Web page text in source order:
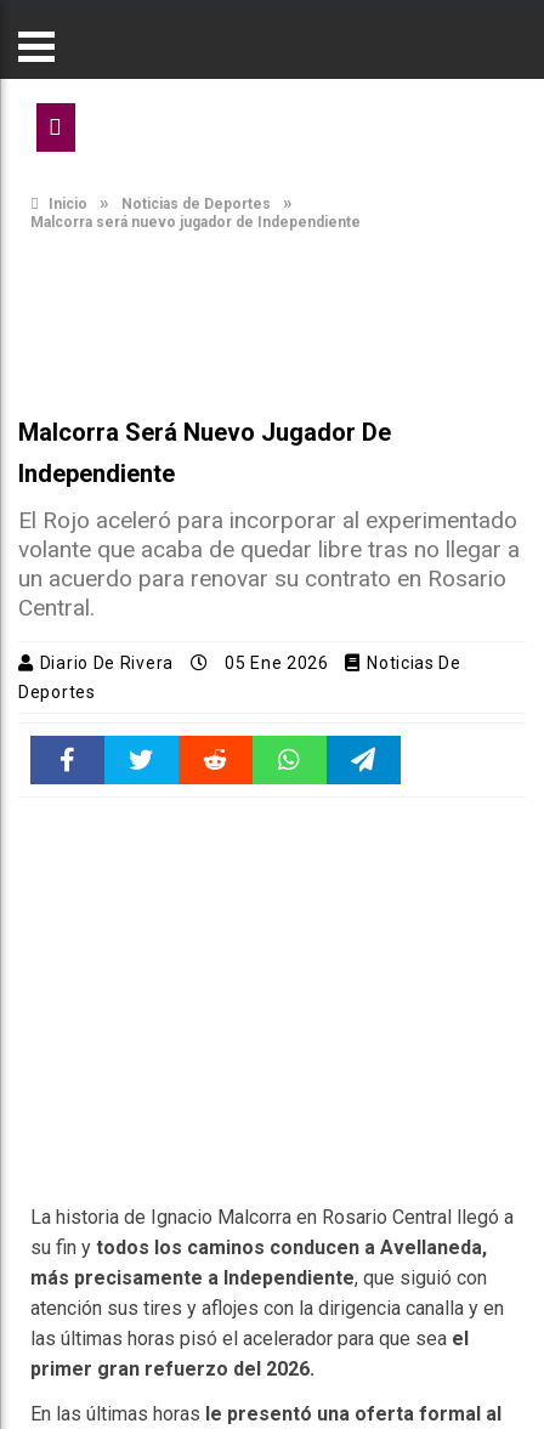
Inicio » Noticias de Deportes »
Malcorra será nuevo jugador de Independiente
Malcorra Será Nuevo Jugador De
Independiente
El Rojo aceleró para incorporar al experimentado
volante que acaba de quedar libre tras no llegar a
un acuerdo para renovar su contrato en Rosario
Central.
Diario De Rivera 05 Ene 2026
Noticias De
Deportes
La historia de Ignacio Malcorra en Rosario Central llegó a
su fin y todos los caminos conducen a Avellaneda,
más precisamente a Independiente, que siguió con
atención sus tires y aflojes con la dirigencia canalla y en
las últimas horas pisó el acelerador para que sea el
primer gran refuerzo del 2026.
En las últimas horas le presentó una oferta formal al